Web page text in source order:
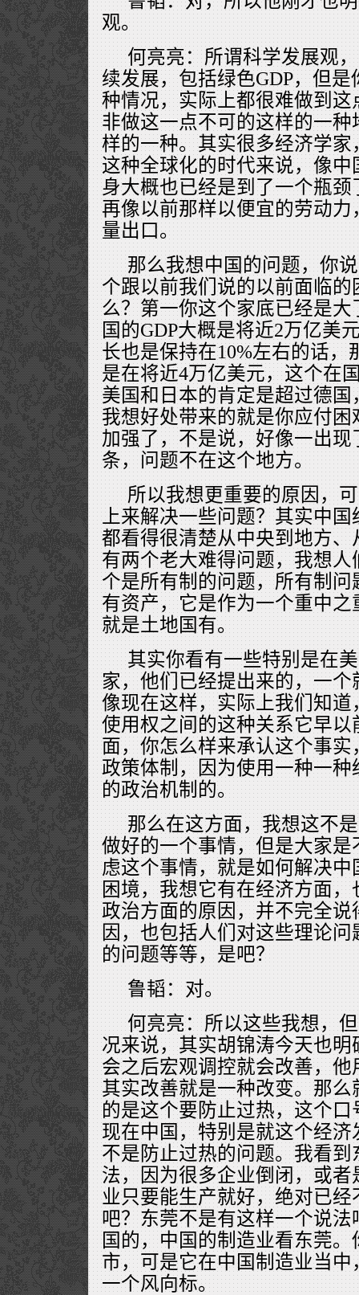
观。
何亮亮：所谓科学发展观
续发展，包括绿色GDP，但
种情况，实际上都很难做到
非做这一点不可的这样的一
样的一种。其实很多经济学
这种全球化的时代来说，像
身大概也已经是到了一个瓶
再像以前那样以便宜的劳动
量出口。
那么我想中国的问题，你
个跟以前我们说的以前面临
么？第一你这个家底已经是
国的GDP大概是将近2万亿美
长也是保持在10%左右的话，
是在将近4万亿美元，这个在
美国和日本的肯定是超过德
我想好处带来的就是你应付
加强了，不是说，好像一出
条，问题不在这个地方。
所以我想更重要的原因，
上来解决一些问题？其实中
都看得很清楚从中央到地方
有两个老大难得问题，我想
个是所有制的问题，所有制
有资产，它是作为一个重中
就是土地国有。
其实你看有一些特别是在
家，他们已经提出来的，一
像现在这样，实际上我们知
使用权之间的这种关系它早
面，你怎么样来承认这个事
政策体制，因为使用一种一
的政治机制的。
那么在这方面，我想这不
做好的一个事情，但是大家
虑这个事情，就是如何解决
困境，我想它有在经济方面
政治方面的原因，并不完全
因，也包括人们对这些理论
的问题等等，是吧？
鲁韬：对。
何亮亮：所以这些我想，
况来说，其实胡锦涛今天也
会之后宏观调控就会改善，他
其实改善就是一种改变。那
的是这个要防止过热，这个
现在中国，特别是就这个经
不是防止过热的问题。我看
法，因为很多企业倒闭，或
业只要能生产就好，绝对已
吧？东莞不是有这样一个说
国的，中国的制造业看东莞
市，可是它在中国制造业当
一个风向标。